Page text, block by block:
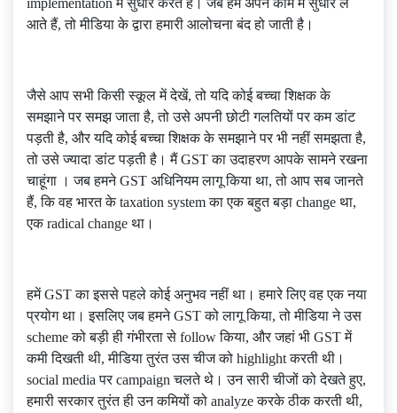
implementation में सुधार करते हैं। जब हम अपने काम में सुधार ले
आते हैं, तो मीडिया के द्वारा हमारी आलोचना बंद हो जाती है।
जैसे आप सभी किसी स्कूल में देखें, तो यदि कोई बच्चा शिक्षक के
समझाने पर समझ जाता है, तो उसे अपनी छोटी गलतियों पर कम डांट
पड़ती है, और यदि कोई बच्चा शिक्षक के समझाने पर भी नहीं समझता है,
तो उसे ज्यादा डांट पड़ती है। मैं GST का उदाहरण आपके सामने रखना
चाहूंगा । जब हमने GST अधिनियम लागू किया था, तो आप सब जानते
हैं, कि वह भारत के taxation system का एक बहुत बड़ा change था,
एक radical change था।
हमें GST का इससे पहले कोई अनुभव नहीं था। हमारे लिए वह एक नया
प्रयोग था। इसलिए जब हमने GST को लागू किया, तो मीडिया ने उस
scheme को बड़ी ही गंभीरता से follow किया, और जहां भी GST में
कमी दिखती थी, मीडिया तुरंत उस चीज को highlight करती थी।
social media पर campaign चलते थे। उन सारी चीजों को देखते हुए,
हमारी सरकार तुरंत ही उन कमियों को analyze करके ठीक करती थी,